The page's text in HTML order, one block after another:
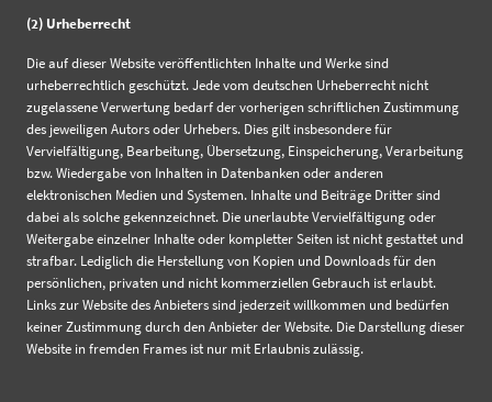
(2) Urheberrecht
Die auf dieser Website veröffentlichten Inhalte und Werke sind
urheberrechtlich geschützt. Jede vom deutschen Urheberrecht nicht
zugelassene Verwertung bedarf der vorherigen schriftlichen Zustimmung
des jeweiligen Autors oder Urhebers. Dies gilt insbesondere für
Vervielfältigung, Bearbeitung, Übersetzung, Einspeicherung, Verarbeitung
bzw. Wiedergabe von Inhalten in Datenbanken oder anderen
elektronischen Medien und Systemen. Inhalte und Beiträge Dritter sind
dabei als solche gekennzeichnet. Die unerlaubte Vervielfältigung oder
Weitergabe einzelner Inhalte oder kompletter Seiten ist nicht gestattet und
strafbar. Lediglich die Herstellung von Kopien und Downloads für den
persönlichen, privaten und nicht kommerziellen Gebrauch ist erlaubt.
Links zur Website des Anbieters sind jederzeit willkommen und bedürfen
keiner Zustimmung durch den Anbieter der Website. Die Darstellung dieser
Website in fremden Frames ist nur mit Erlaubnis zulässig.